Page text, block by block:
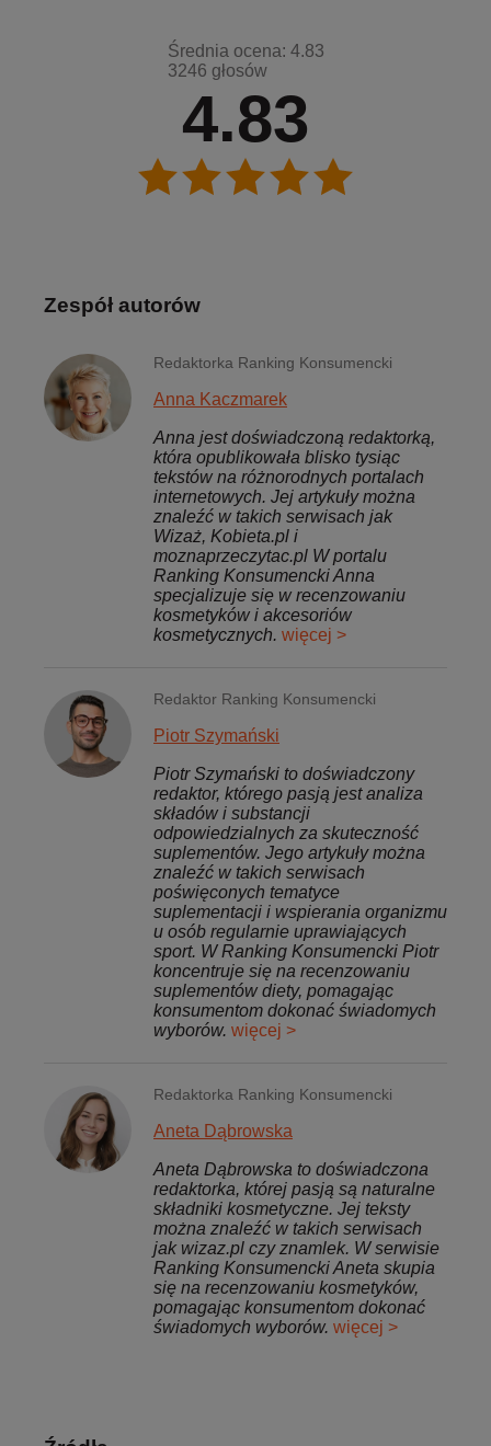
4.83
Średnia ocena: 4.83
3246 głosów
Zespół autorów
Redaktorka Ranking Konsumencki
Anna Kaczmarek
Anna jest doświadczoną redaktorką,
która opublikowała blisko tysiąc
tekstów na różnorodnych portalach
internetowych. Jej artykuły można
znaleźć w takich serwisach jak
Wizaż, Kobieta.pl i
moznaprzeczytac.pl W portalu
Ranking Konsumencki Anna
specjalizuje się w recenzowaniu
kosmetyków i akcesoriów
kosmetycznych. więcej >
Redaktor Ranking Konsumencki
Piotr Szymański
Piotr Szymański to doświadczony
redaktor, którego pasją jest analiza
składów i substancji
odpowiedzialnych za skuteczność
suplementów. Jego artykuły można
znaleźć w takich serwisach
poświęconych tematyce
suplementacji i wspierania organizmu
u osób regularnie uprawiających
sport. W Ranking Konsumencki Piotr
koncentruje się na recenzowaniu
suplementów diety, pomagając
konsumentom dokonać świadomych
wyborów. więcej >
Redaktorka Ranking Konsumencki
Aneta Dąbrowska
Aneta Dąbrowska to doświadczona
redaktorka, której pasją są naturalne
składniki kosmetyczne. Jej teksty
można znaleźć w takich serwisach
jak wizaz.pl czy znamlek. W serwisie
Ranking Konsumencki Aneta skupia
się na recenzowaniu kosmetyków,
pomagając konsumentom dokonać
świadomych wyborów. więcej >